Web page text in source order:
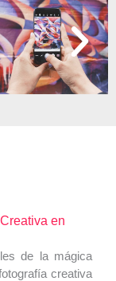
en
de la mágica
creativa